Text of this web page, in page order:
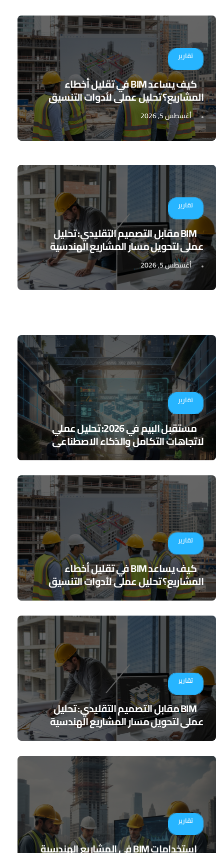
تقارير
كيف يساعد BIM في تقليل أخطاء
المشاريع؟ تحليل عملي لأدوات التنسيق
الرقمي
أغسطس 5, 2026
تقارير
BIM مقابل التصميم التقليدي: تحليل
عملي لتحويل مسار المشاريع الهندسية
أغسطس 5, 2026
تقارير
مستقبل البيم في 2026: تحليل عملي
لاتجاهات التكامل والذكاء الاصطناعي
تقارير
كيف يساعد BIM في تقليل أخطاء
المشاريع؟ تحليل عملي لأدوات التنسيق
الرقمي
تقارير
BIM مقابل التصميم التقليدي: تحليل
عملي لتحويل مسار المشاريع الهندسية
تقارير
استخدامات BIM في المشاريع الهندسية